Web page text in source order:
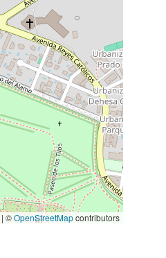
|©OpenStreetMapcontributors